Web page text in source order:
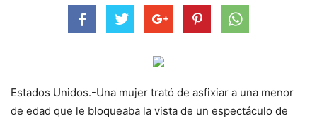
Estados Unidos.-Una mujer trató de asfixiar a una menor
de edad que le bloqueaba la vista de un espectáculo de